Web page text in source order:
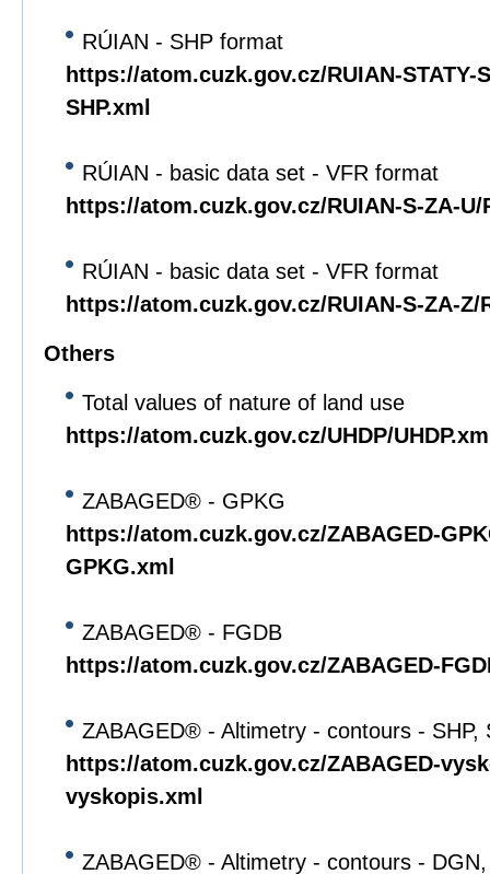
RÚIAN - SHP format
https://atom.cuzk.gov.cz/RUIAN-STATY-
SHP.xml
RÚIAN - basic data set - VFR format
https://atom.cuzk.gov.cz/RUIAN-S-ZA-U/
RÚIAN - basic data set - VFR format
https://atom.cuzk.gov.cz/RUIAN-S-ZA-Z/
Others
Total values of nature of land use
https://atom.cuzk.gov.cz/UHDP/
ZABAGED® - GPKG
https://atom.cuzk.gov.cz/ZABAGED-
GPKG.xml
ZABAGED® - FGDB
https://atom.cuzk.gov.cz/ZABAGED-
ZABAGED® - Altimetry - contours - SHP,
https://atom.cuzk.gov.cz/ZABAGED-
vyskopis.xml
ZABAGED® - Altimetry - contours -